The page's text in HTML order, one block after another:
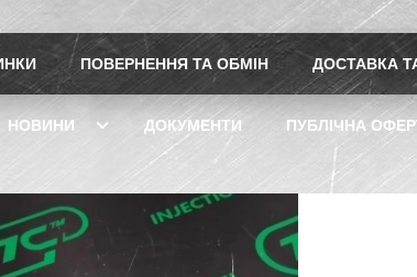
ПОВЕРНЕННЯ ТА ОБМІН ДОСТАВКА
НОВИНИ ДОКУМЕНТИ ПУБЛІЧНА